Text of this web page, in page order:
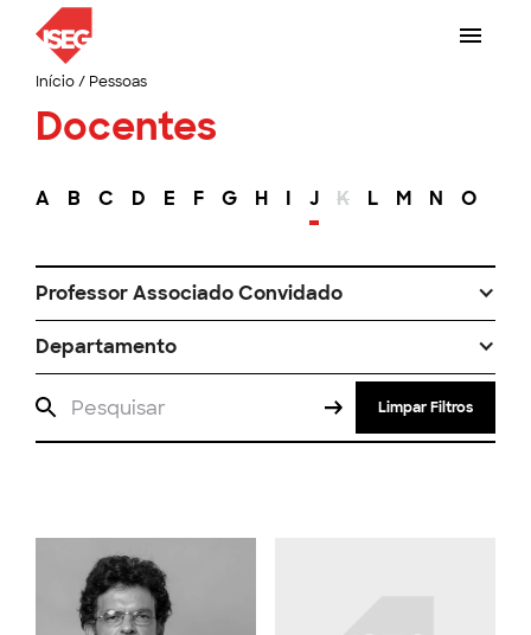
Início/ Pessoas
Docentes
A B C D E F G H I J K L M N O
Professor Associado Convidado
Departamento
Limpar Filtros